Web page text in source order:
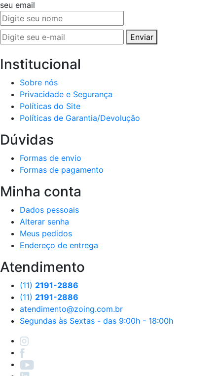
seu email
Enviar
Institucional
Sobre nós
Privacidade e Segurança
Políticas do Site
Políticas de Garantia/Devolução
Dúvidas
Formas de envio
Formas de pagamento
Minha conta
Dados pessoais
Alterar senha
Meus pedidos
Endereço de entrega
Atendimento
(11) 2191-2886
(11) 2191-2886
atendimento@zoing.com.br
Segundas às Sextas - das 9:00h - 18:00h